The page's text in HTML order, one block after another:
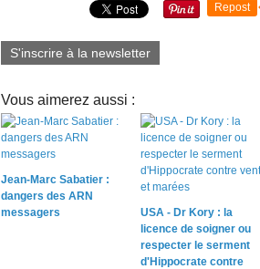
Repost
S'inscrire à la newsletter
Vous aimerez aussi :
Jean-Marc Sabatier :
dangers des ARN
messagers
USA - Dr Kory : la
licence de soigner ou
respecter le serment
d'Hippocrate contre